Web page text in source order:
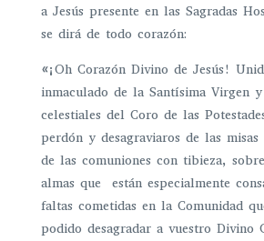
a Jesús presente en las Sagradas
se dirá de todo corazón:
«¡Oh Corazón Divino de Jesús!
inmaculado de la Santísima Virgen
celestiales del Coro de las
perdón y desagraviaros de las
de las comuniones con tibieza,
almas que están especialmente
faltas cometidas en la Comunidad
podido desagradar a vuestro Divino